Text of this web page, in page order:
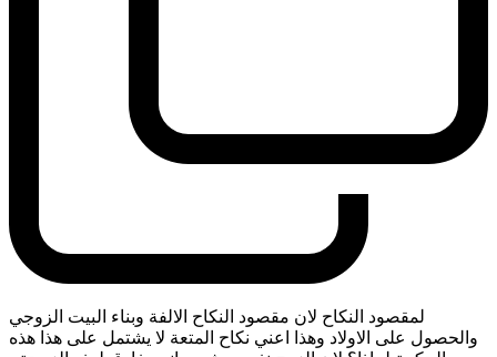
لمقصود النكاح لان مقصود النكاح الالفة وبناء البيت الزوجي
والحصول على الاولاد وهذا اعني نكاح المتعة لا يشتمل على هذا هذه